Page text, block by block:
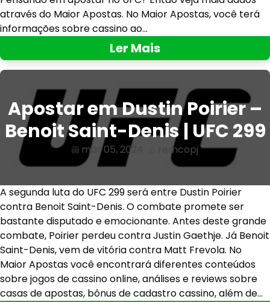
através do Maior Apostas. No Maior Apostas, você terá
informações sobre cassino ao…
Ler Mais
Apostar em Dustin Poirier –
Benoit Saint-Denis | UFC 299
mar 05, 2024 remcopj
A segunda luta do UFC 299 será entre Dustin Poirier
contra Benoit Saint-Denis. O combate promete ser
bastante disputado e emocionante. Antes deste grande
combate, Poirier perdeu contra Justin Gaethje. Já Benoit
Saint-Denis, vem de vitória contra Matt Frevola. No
Maior Apostas você encontrará diferentes conteúdos
sobre jogos de cassino online, análises e reviews sobre
casas de apostas, bônus de cadastro cassino, além de…